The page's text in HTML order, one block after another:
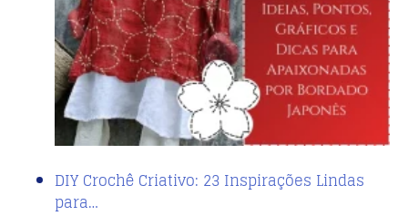
DIY Crochê Criativo: 23 Inspirações Lindas
para…